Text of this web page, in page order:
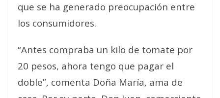
que se ha generado preocupación entre
los consumidores.
“Antes compraba un kilo de tomate por
20 pesos, ahora tengo que pagar el
doble”, comenta Doña María, ama de